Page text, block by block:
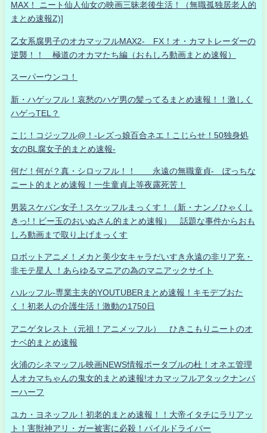
MAX！ ニート仙人仙女の映画三昧老後生活！（無職孤独居老人的
まとめ速報Z)]
乙女系腐男子のオカマッフルMAX2- FX！オ・カマトレーダーの
逆襲！！ 極道のオカマたち編（おもしろ動画まとめ速報）
スーパーウンコ！
新・ハゲッフル！哀愁のハゲ男の髪ってるまとめ速報！！激しく
ハゲっTEL？
こじ！コジッフル@！-レズっ娘百合ネエ！こじらせ！50独身処
女のBL腐女子的まとめ速報-
何だ！何が？真・シロッフル！！ 永遠の無職童貞- ぼっちな
ニート的まとめ速報！一生童貞上等夜露死苦！
男装スケバン女子！スケッフルまっくす！（新・ナンノひゃくし
きっ!！ビー玉のおいぬさん的まとめ速報） 話題な事件からおも
しろ動画まで取り上げまっくす
ロボットアニメ！メカと美少女キャラだいすき永遠の非リア充・
非モテ星人 ！あらゆるマニアの為のマニアックサイト
ハルッフル-専業主夫的YOUTUBERまとめ速報！キモデブおた
く！初老人の介護生活！激動の1750日
アニゲタレスト（元祖！アニメッフル） ひきこもりニートのオ
ナベ的まとめ速報
火浦のシネマッフル映画NEWS情報ポータブルの杜！オネエ管理
人オカマちゃんの鬼女的まとめ速報!オカマッフルアタックナンバ
ーハーフ
ユカ・ヨネッフル！初老的まとめ速報！！大帝イタチにラリアッ
ト！害獣神アリ・ガー被害に必殺！パイルドライバー